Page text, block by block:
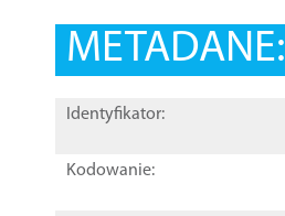
METADANE:
Identyfikator:
Kodowanie: